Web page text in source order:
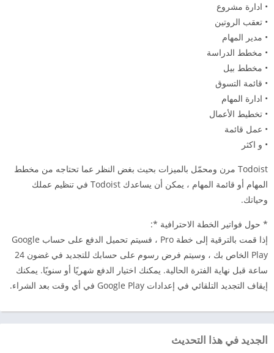
• ادارة مشروع
• تعقب الروتين
• مدير المهام
• مخطط الدراسة
• مخطط بيل
• قائمة التسوق
• ادارة المهام
• تخطيط الأعمال
• عمل قائمة
• و اكثر
Todoist مرن ومحمّل بالميزات بحيث بغض النظر عما تحتاجه من مخطط
المهام أو قائمة المهام ، يمكن أن يساعدك Todoist في تنظيم عملك
وحياتك.
* حول فواتير الخطة الاحترافية *:
إذا قمت بالترقية إلى خطة Pro ، فسيتم تحميل الدفع على حساب Google
Play الخاص بك ، وسيتم فرض رسوم على حسابك للتجديد في غضون 24
ساعة قبل نهاية الفترة الحالية. يمكنك اختيار الدفع شهريًا أو سنويًا. يمكنك
إيقاف التجديد التلقائي في إعدادات Google Play في أي وقت بعد الشراء.
الجديد في هذا التحديث